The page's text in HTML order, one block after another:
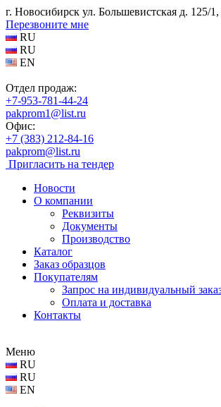
г. Новосибирск ул. Большевистская д. 125/
Перезвоните мне
RU
RU
EN
Отдел продаж:
+7-953-781-44-24
pakprom1@list.ru
Офис:
+7 (383) 212-84-16
pakprom@list.ru
Пригласить на тендер
Новости
О компании
Реквизиты
Документы
Производство
Каталог
Заказ образцов
Покупателям
Запрос на индивидуальный
Оплата и доставка
Контакты
Меню
RU
RU
EN